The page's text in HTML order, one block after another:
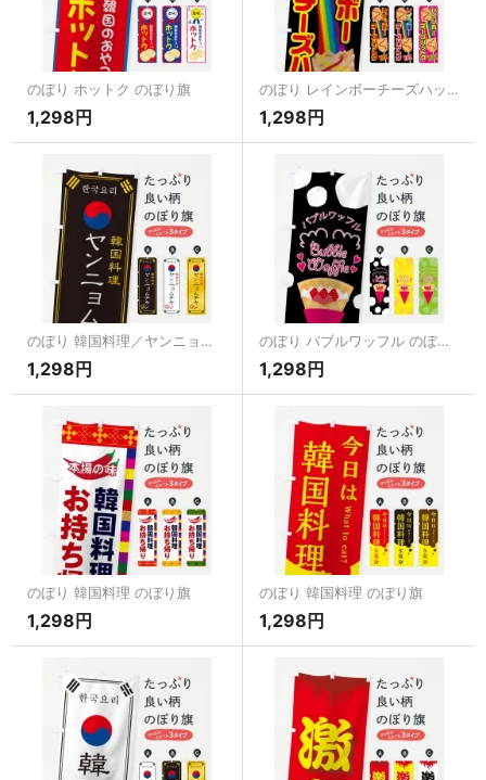
のぼり ホットク のぼり旗
1,298円
のぼり レインボーチーズハットク のぼり旗
1,298円
のぼり 韓国料理／ヤンニョムチキン のぼり旗
1,298円
のぼり バブルワッフル のぼり旗
1,298円
のぼり 韓国料理 のぼり旗
1,298円
のぼり 韓国料理 のぼり旗
1,298円